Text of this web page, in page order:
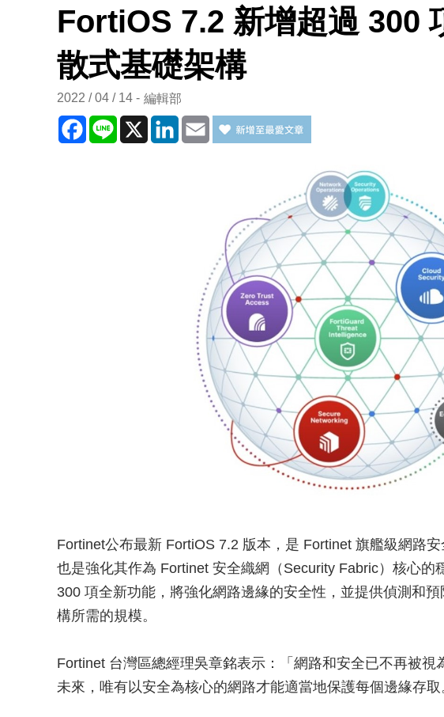
FortiOS 7.2 新增超過 300
散式基礎架構
2022 / 04 / 14 編輯部
Facebook
Line X LinkedInEmail
Fortinet公布最新 FortiOS 7.2 版本，是 Fortinet 旗艦級網路
也是強化其作為 Fortinet 安全織網（Security Fabric）核心的
300 項全新功能，將強化網路邊緣的安全性，並提供偵測和
構所需的規模。
Fortinet 台灣區總經理吳章銘表示：「網路和安全已不再被視
未來，唯有以安全為核心的網路才能適當地保護每個邊緣存取